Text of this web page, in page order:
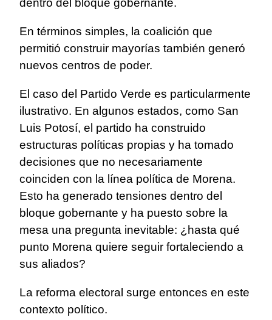
dentro del bloque gobernante.
En términos simples, la coalición que
permitió construir mayorías también generó
nuevos centros de poder.
El caso del Partido Verde es particularmente
ilustrativo. En algunos estados, como San
Luis Potosí, el partido ha construido
estructuras políticas propias y ha tomado
decisiones que no necesariamente
coinciden con la línea política de Morena.
Esto ha generado tensiones dentro del
bloque gobernante y ha puesto sobre la
mesa una pregunta inevitable: ¿hasta qué
punto Morena quiere seguir fortaleciendo a
sus aliados?
La reforma electoral surge entonces en este
contexto político.